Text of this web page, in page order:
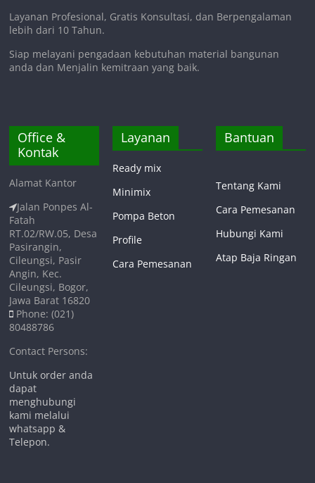
Layanan Profesional, Gratis Konsultasi, dan Berpengalaman
lebih dari 10 Tahun.
Siap melayani pengadaan kebutuhan material bangunan
anda dan Menjalin kemitraan yang baik.
Office &
Kontak
Alamat Kantor
Jalan Ponpes Al-
Fatah
RT.02/RW.05, Desa
Pasirangin,
Cileungsi, Pasir
Angin, Kec.
Cileungsi, Bogor,
Jawa Barat 16820
Phone: (021)
80488786
Contact Persons:
Untuk order anda
dapat
menghubungi
kami melalui
whatsapp &
Telepon.
Layanan
Ready mix
Minimix
Pompa Beton
Profile
Cara Pemesanan
Bantuan
Tentang Kami
Cara Pemesanan
Hubungi Kami
Atap Baja Ringan